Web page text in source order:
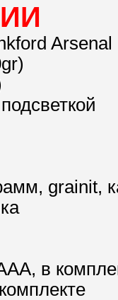
grainit,
в